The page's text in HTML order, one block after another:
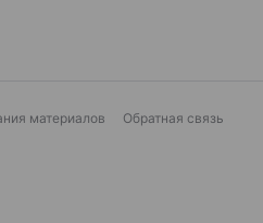
материалов Обратная связь